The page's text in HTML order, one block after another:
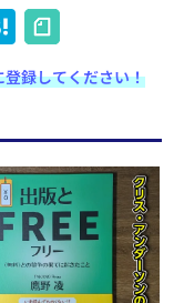
H
at
e
n
a
録してください！